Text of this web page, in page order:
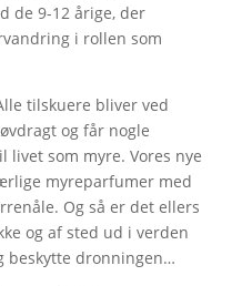
de 9-12 årige, der
i rollen som
tilskuere bliver ved
og får nogle
som myre. Vores nye
myreparfumer med
Og så er det ellers
og af sted ud i verden
beskytte dronningen…